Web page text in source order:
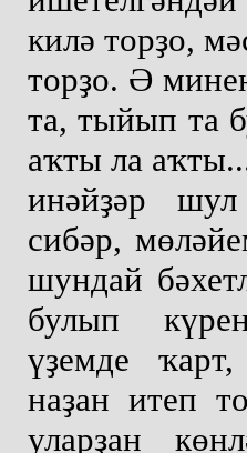
килә торҙо,
торҙо. Ә
та, тыйып та
аҡты ла
инәйҙәр
сибәр,
шундай
булып
үҙемде
наҙан итеп
уларҙан